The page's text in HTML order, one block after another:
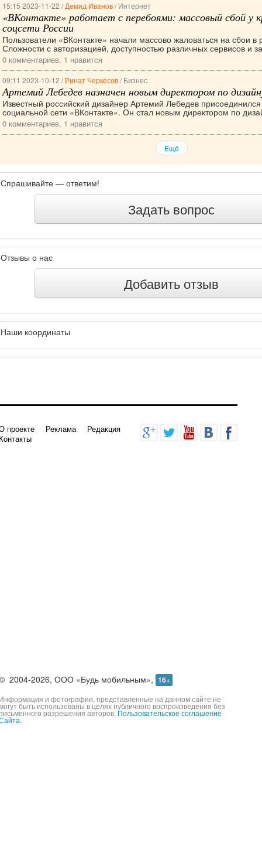
15:15 2023-11-22 /Демид Иванов/ Интернет
«ВКонтакте» работает с перебоями: массовый сбой у
соцсети России
Пользователи «ВКонтакте» начали массово жаловаться на сбои в
Сложности с авторизацией, доступностью различных сервисов и
0 комментариев, 1 нравится
09:11 2023-10-12 /Ринат Черкесов/ Бизнес
Артемий Лебедев назначен новым директором по
Известный российский дизайнер Артемий Лебедев
социальной сети «ВКонтакте». Он стал новым директором по
0 комментариев, 1 нравится
Ещё
Спрашивайте — ответим!
Задать вопрос
Отзывы о нас
Добавить отзыв
Наши координаты
проекте Реклама
Редакция
2004-2026, ООО «Будь мобильным», 16+
и фотографии, представленные на данном сайте не
быть использованы в целях публичного воспроизведения без
разрешения авторов. Пользовательское соглашение